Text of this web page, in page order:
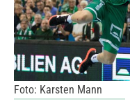
Foto: Karsten Mann